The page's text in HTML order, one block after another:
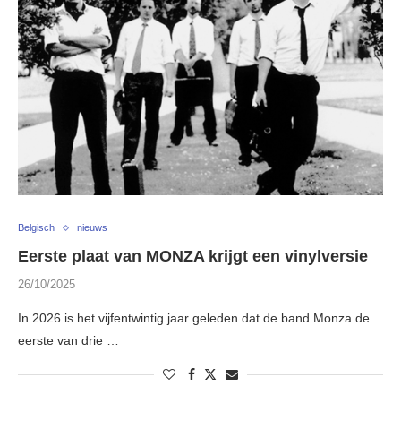
Belgisch nieuws
Eerste plaat van MONZA krijgt een vinylversie
26/10/2025
In 2026 is het vijfentwintig jaar geleden dat de band Monza de
eerste van drie …